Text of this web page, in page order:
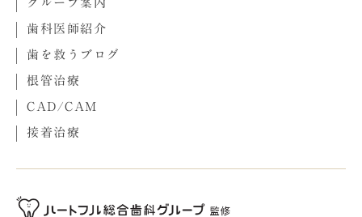
グループ案内
歯科医師紹介
歯を救うブログ
根管治療
CAD/CAM
接着治療